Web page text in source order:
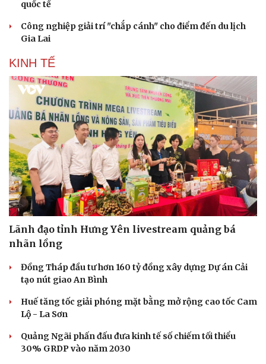
quốc tế
Công nghiệp giải trí "chắp cánh" cho điểm đến du lịch
Gia Lai
KINH TẾ
Lãnh đạo tỉnh Hưng Yên livestream quảng bá
nhãn lồng
Đồng Tháp đầu tư hơn 160 tỷ đồng xây dựng Dự án Cải
tạo nút giao An Bình
Huế tăng tốc giải phóng mặt bằng mở rộng cao tốc Cam
Lộ - La Sơn
Quảng Ngãi phấn đấu đưa kinh tế số chiếm tối thiểu
30% GRDP vào năm 2030